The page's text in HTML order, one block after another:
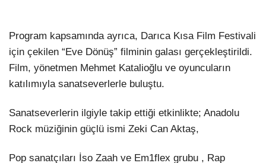
Program kapsamında ayrıca, Darıca Kısa Film Festivali
için çekilen “Eve Dönüş” filminin galası gerçekleştirildi.
Film, yönetmen Mehmet Katalioğlu ve oyuncuların
katılımıyla sanatseverlerle buluştu.
Sanatseverlerin ilgiyle takip ettiği etkinlikte; Anadolu
Rock müziğinin güçlü ismi Zeki Can Aktaş,
Pop sanatçıları İso Zaah ve Em1flex grubu , Rap